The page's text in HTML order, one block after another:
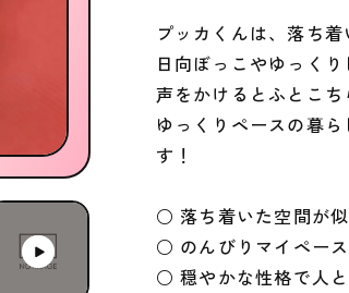
プッカくんは、落ち
日向ぼっこやゆっく
声をかけるとふとこ
ゆっくりペースの暮
す！
○ 落ち着いた空間が
○ のんびりマイペー
○ 穏やかな性格で人